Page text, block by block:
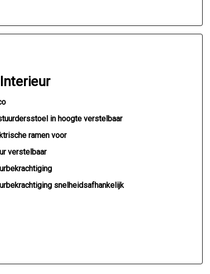
Interieur
in hoogte verstelbaar
ramen voor
verstelbaar
snelheidsafhankelijk